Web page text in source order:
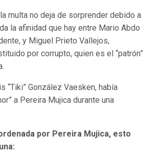
multa no deja de sorprender debido a
la afinidad que hay entre Mario Abdo
y Miguel Prieto Vallejos,
por corrupto, quien es el “patrón”
“Tiki” González Vaesken, había
a Pereira Mujica durante una
por Pereira Mujica, esto